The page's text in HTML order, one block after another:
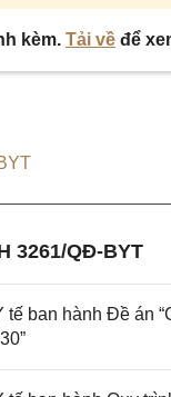
kèm. Tải về để
3261/QĐ-BYT
ban hành Đề án